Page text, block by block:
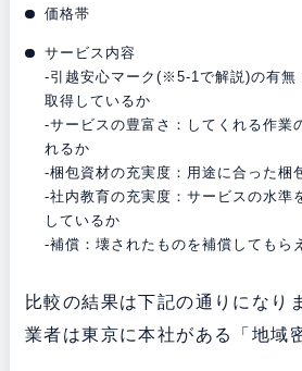
価格帯
サービス内容
-引越安心マーク(※5-1で解説)の有無
取得しているか
-サービスの豊富さ：してくれる作業
れるか
-梱包資材の充実度：用途に合った梱
-社内教育の充実度：サービスの水準
しているか
-補償：壊されたものを補償してもら
比較の結果は下記の通りになり
業者は東京に本社がある「地域